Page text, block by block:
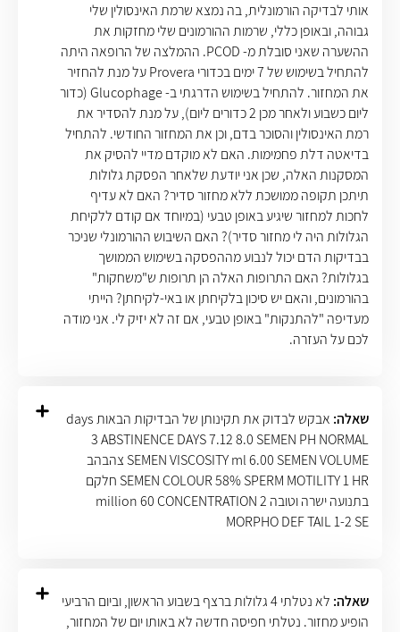
אותי לבדיקה הורמונלית, בה נמצא שרמת האינסולין שלי
גבוהה, ובאופן כללי, שרמות ההורמונים שלי מחזקות את
ההשערה שאני סובלת מ- PCOD. ההמלצה של הרופאה היתה
להתחיל בשימוש של 7 ימים בכדורי Provera על מנת להחזיר
את המחזור. להתחיל בשימוש הדרגתי ב- Glucophage (כדור
ליום כשבוע ולאחר מכן 2 כדורים ליום), על מנת להסדיר את
רמת האינסולין והסוכר בדם, וכן את המחזור החודשי. להתחיל
בדיאטה דלת פחמימות. האם לא מוקדם מדיי להסיק את
המסקנות האלה, שכן אני יודעת שלאחר הפסקת גלולות
תיתכן תקופה ממושכת ללא מחזור סדיר? האם לא עדיף
לחכות למחזור שיגיע באופן טבעי (במיוחד אם קודם ללקיחת
הגלולות היה לי מחזור סדיר)? האם השיבוש ההורמונלי שניכר
בבדיקות הדם יכול לנבוע מההפסקה בשימוש הממושך
בגלולות? האם התרופות האלה הן תרופות ש"משחקות"
בהורמונים, והאם יש סיכון בלקיחתן או באי-לקיחתן? הייתי
מעדיפה "להתנקות" באופן טבעי, אם זה לא יזיק לי. אני מודה
לכם על העזרה.
שאלה:
אבקש לבדוק את תקינותן של הבדיקות הבאות days
3 ABSTINENCE DAYS 7.12 8.0 SEMEN PH NORMAL
SEMEN VISCOSITY ml 6.00 SEMEN VOLUME צהבהב
SEMEN COLOUR 58% SPERM MOTILITY 1 HR חלקם
בתנועה ישרה וטובה million 60 CONCENTRATION 2
MORPHO DEF TAIL 1-2 SE
שאלה:
לא נטלתי 4 גלולות ברצף בשבוע הראשון, וביום הרביעי
הופיע מחזור. נטלתי חפיסה חדשה לא באותו יום של המחזור,